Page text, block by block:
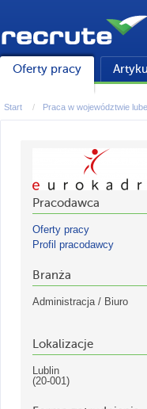
Oferty pracy
Start Praca w województwie
Pracodawca
Oferty pracy
Profil pracodawcy
Branża
Administracja / Biuro
Lokalizacje
Lublin
(20-001)